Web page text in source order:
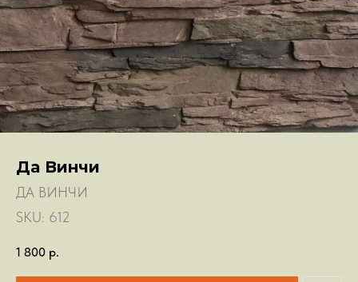
Да Винчи
ДА ВИНЧИ
SKU: 612
1 800 р.